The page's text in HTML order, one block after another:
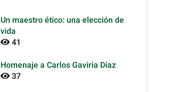
Un maestro ético: una elección de
vida
41
Homenaje a Carlos Gaviria Díaz
37